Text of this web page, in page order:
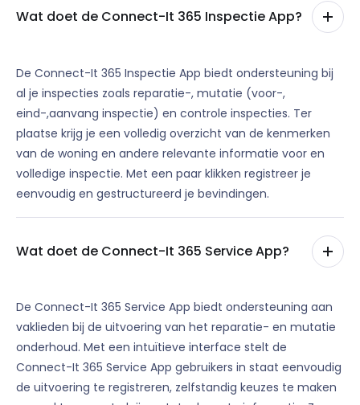
Wat doet de Connect-It 365 Inspectie App?
De Connect-It 365 Inspectie App biedt ondersteuning bij
al je inspecties zoals reparatie-, mutatie (voor-,
eind-,aanvang inspectie) en controle inspecties. Ter
plaatse krijg je een volledig overzicht van de kenmerken
van de woning en andere relevante informatie voor en
volledige inspectie. Met een paar klikken registreer je
eenvoudig en gestructureerd je bevindingen.
Wat doet de Connect-It 365 Service App?
De Connect-It 365 Service App biedt ondersteuning aan
vaklieden bij de uitvoering van het reparatie- en mutatie
onderhoud. Met een intuïtieve interface stelt de
Connect-It 365 Service App gebruikers in staat eenvoudig
de uitvoering te registreren, zelfstandig keuzes te maken